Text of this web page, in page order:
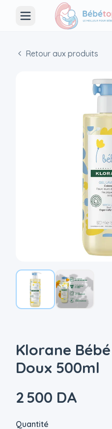
Retour aux produits
Klorane
Doux 500ml
2 500 DA
Quantité